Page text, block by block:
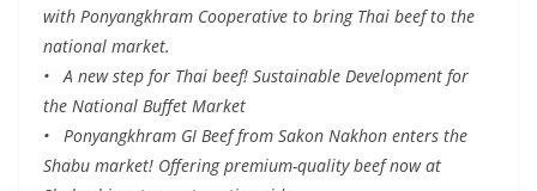
with Ponyangkhram Cooperative to bring Thai beef to the
national market.
• A new step for Thai beef! Sustainable Development for
the National Buffet Market
• Ponyangkhram GI Beef from Sakon Nakhon enters the
Shabu market! Offering premium-quality beef now at